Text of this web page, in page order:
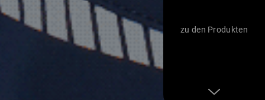
zu den Produkten